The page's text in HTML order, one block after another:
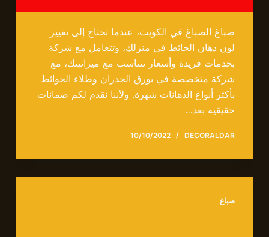
صباغ الصباغ في الكويت، عندما تحتاج إلى تغيير
لون دهان الحائط في منزلك، وتتعامل مع شركة
بخدمات فريدة وأسعار تتناسب مع ميزانيتك، مع
شركة متخصصة في بورق الجدران وطلاء الحوائط
بأكثر أنواع الدهانات شهرة. ولأننا نقدم لكم ضمانات
حقيقية بعد…
DECORALDAR
10/10/2022
صباغ